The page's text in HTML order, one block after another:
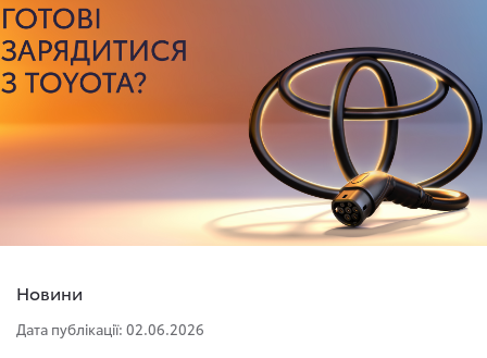
Новини
Дата публікації: 02.06.2026